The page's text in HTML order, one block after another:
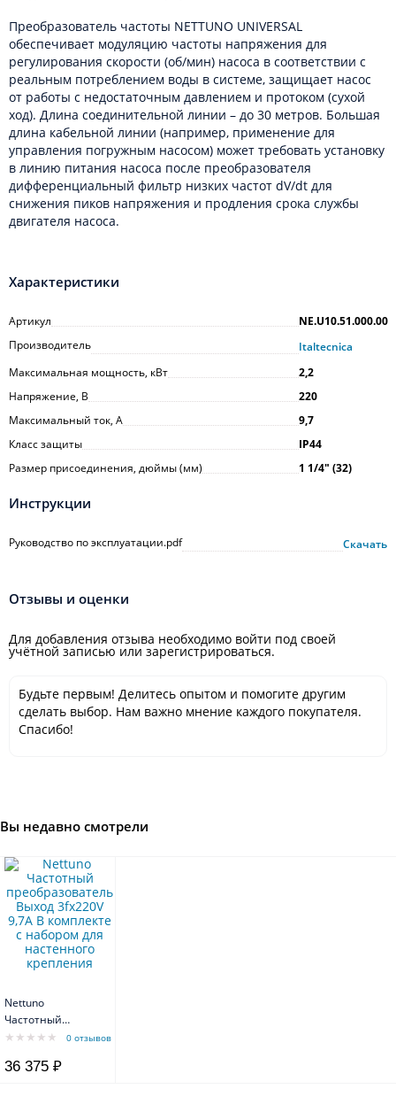
Преобразователь частоты NETTUNO UNIVERSAL
обеспечивает модуляцию частоты напряжения для
регулирования скорости (об/мин) насоса в соответствии с
реальным потреблением воды в системе, защищает насос
от работы с недостаточным давлением и протоком (сухой
ход). Длина соединительной линии – до 30 метров. Большая
длина кабельной линии (например, применение для
управления погружным насосом) может требовать установку
в линию питания насоса после преобразователя
дифференциальный фильтр низких частот dV/dt для
снижения пиков напряжения и продления срока службы
двигателя насоса.
Характеристики
Артикул
NE.U10.51.000.00
Производитель
Italtecnica
Максимальная мощность, кВт
2,2
Напряжение, В
220
Максимальный ток, А
9,7
Класс защиты
IP44
Размер присоединения, дюймы (мм)
1 1/4ʺ (32)
Инструкции
Руководство по эксплуатации.pdf Скачать
Отзывы и оценки
Для добавления отзыва необходимо войти под своей
учётной записью или зарегистрироваться.
Будьте первым! Делитесь опытом и помогите другим
сделать выбор. Нам важно мнение каждого покупателя.
Спасибо!
Вы недавно смотрели
Nettuno
Частотный
преобразователь
9,7A В комплекте с
0 отзывов
36 375 ₽